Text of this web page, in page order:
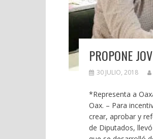
PROPONE
30 JULIO, 2018
*Representa a
Oax. – Para
crear, aprobar y
de Diputados,